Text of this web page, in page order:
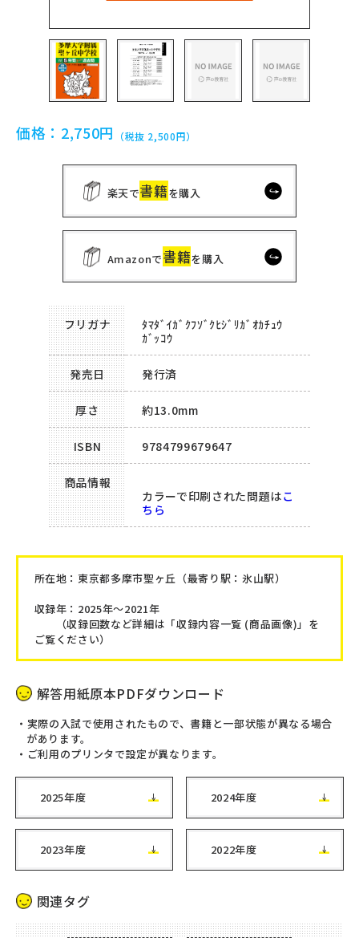
価格： 2,750円 （税抜 2,500円）
楽天で書籍を購入
Amazonで書籍を購入
フリガナ
ﾀﾏﾀﾞｲｶﾞｸﾌｿﾞｸﾋｼﾞﾘｶﾞｵｶﾁｭｳ
ｶﾞｯｺｳ
発売日 発行済
厚さ 約13.0mm
ISBN 9784799679647
商品情報
カラーで印刷された問題はこ
ちら
所在地：東京都多摩市聖ヶ丘 （最寄り駅：氷山駅）
収録年：2025年～2021年
（収録回数など詳細は「収録内容一覧 (商品画像)」を
ご覧ください）
解答用紙原本PDFダウンロード
実際の入試で使用されたもので、書籍と一部状態が異なる場合
があります。
ご利用のプリンタで設定が異なります。
2025年度 2024年度
2023年度 2022年度
関連タグ